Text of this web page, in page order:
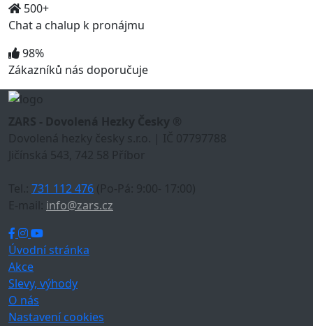
500+
Chat a chalup k pronájmu
98%
Zákazníků nás doporučuje
ZARS - Dovolená Hezky Česky ®
Dovolená hezky česky s.r.o. | IČ 07797788
Jičínská 543, 742 58 Příbor
Tel.: 731 112 476 (Po-Pá: 9:00- 17:00)
E-mail: info@zars.cz
Úvodní stránka
Akce
Slevy, výhody
O nás
Nastavení cookies